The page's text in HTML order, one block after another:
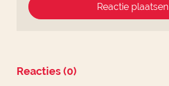
Reactie plaatsen
Reacties (0)